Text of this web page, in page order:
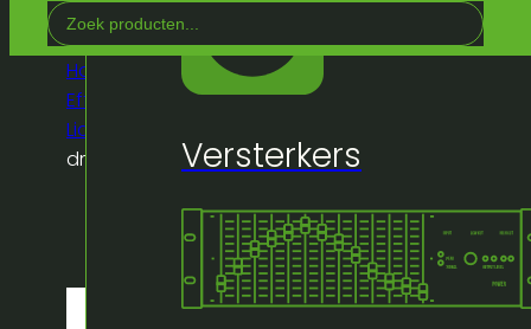
Versterkers
Search
...
Home
Winkel
Licht &
Effeckten
Binnen/Vast Licht
Licht
drop – 36x18cm – amber glass